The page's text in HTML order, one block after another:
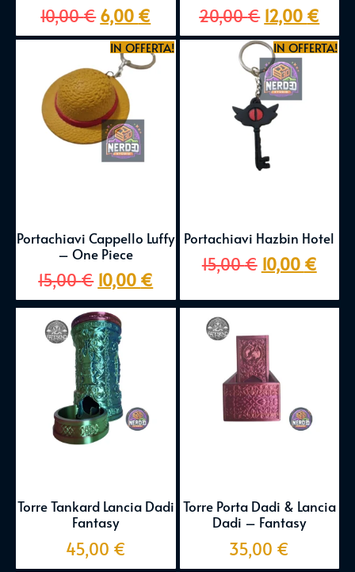
10,00€ 6,00 € 20,00€ 12,00 €
IN OFFERTA!
Portachiavi Cappello Luffy
– One Piece
15,00€ 10,00 €
IN OFFERTA!
Portachiavi Hazbin Hotel
15,00€ 10,00 €
Torre Tankard Lancia Dadi
Fantasy
45,00 €
Torre Porta Dadi & Lancia
Dadi – Fantasy
35,00 €